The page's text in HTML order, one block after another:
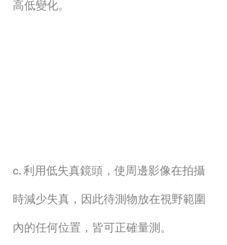
⾼低變化。
c. 利⽤低失真鏡頭，使周邊影像在拍攝
時減少失真，因此待測物放在視野範圍
內的任何位置，皆可正確量測。